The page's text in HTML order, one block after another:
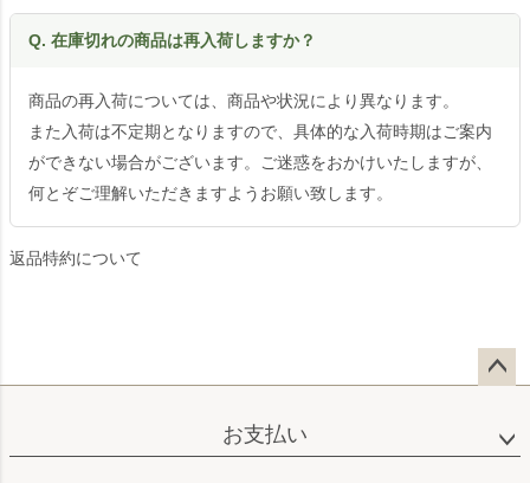
Q. 在庫切れの商品は再入荷しますか？
商品の再入荷については、商品や状況により異なります。
また入荷は不定期となりますので、具体的な入荷時期はご案内
ができない場合がございます。ご迷惑をおかけいたしますが、
何とぞご理解いただきますようお願い致します。
返品特約について
ップ
お支払い